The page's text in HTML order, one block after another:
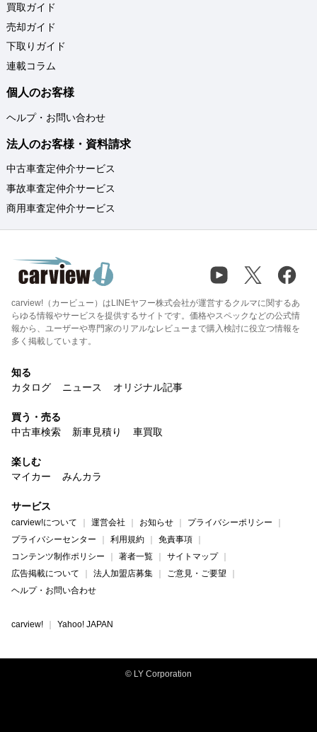
買取ガイド
売却ガイド
下取りガイド
連載コラム
個人のお客様
ヘルプ・お問い合わせ
法人のお客様・資料請求
中古車査定仲介サービス
事故車査定仲介サービス
商用車査定仲介サービス
carview!（カービュー）はLINEヤフー株式会社が運営するクルマに関するあ
らゆる情報やサービスを提供するサイトです。価格やスペックなどの公式情
報から、ユーザーや専門家のリアルなレビューまで購入検討に役立つ情報を
多く掲載しています。
知る
カタログ
ニュース オリジナル記事
買う・売る
中古車検索
新車見積り 車買取
楽しむ
マイカー
みんカラ
サービス
carview!について 運営会社 お知らせ
プライバシーポリシー
プライバシーセンター
利用規約
免責事項
コンテンツ制作ポリシー
著者一覧
サイトマップ
広告掲載について
法人加盟店募集
ご意見・ご要望
ヘルプ・お問い合わせ
carview! Yahoo! JAPAN
© LY Corporation